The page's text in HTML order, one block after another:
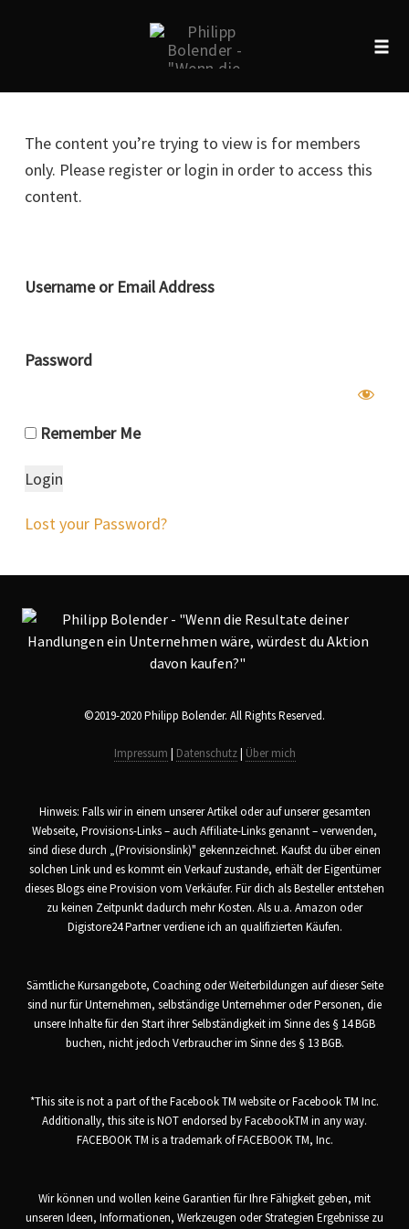
The content you’re trying to view is for members
only. Please register or login in order to access this
content.
Username or Email Address
Password
Remember Me
Lost your Password?
©2019-2020 Philipp Bolender. All Rights Reserved.
Impressum | Datenschutz| Über mich
Hinweis: Falls wir in einem unserer Artikel oder auf unserer gesamten
Webseite, Provisions-Links – auch Affiliate-Links genannt – verwenden,
sind diese durch „(Provisionslink)" gekennzeichnet. Kaufst du über einen
solchen Link und es kommt ein Verkauf zustande, erhält der Eigentümer
dieses Blogs eine Provision vom Verkäufer. Für dich als Besteller entstehen
zu keinen Zeitpunkt dadurch mehr Kosten. Als u.a. Amazon oder
Digistore24 Partner verdiene ich an qualifizierten Käufen.
Sämtliche Kursangebote, Coaching oder Weiterbildungen auf dieser Seite
sind nur für Unternehmen, selbständige Unternehmer oder Personen, die
unsere Inhalte für den Start ihrer Selbständigkeit im Sinne des § 14 BGB
buchen, nicht jedoch Verbraucher im Sinne des § 13 BGB.
*This site is not a part of the Facebook TM website or Facebook TM Inc.
Additionally, this site is NOT endorsed by FacebookTM in any way.
FACEBOOK TM is a trademark of FACEBOOK TM, Inc.
Wir können und wollen keine Garantien für Ihre Fähigkeit geben, mit
unseren Ideen, Informationen, Werkzeugen oder Strategien Ergebnisse zu